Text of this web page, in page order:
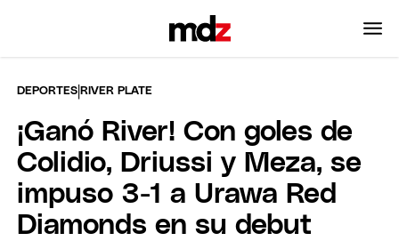
DEPORTES |RIVER PLATE
¡Ganó River! Con goles de
Colidio, Driussi y Meza, se
impuso 3-1 a Urawa Red
Diamonds en su debut